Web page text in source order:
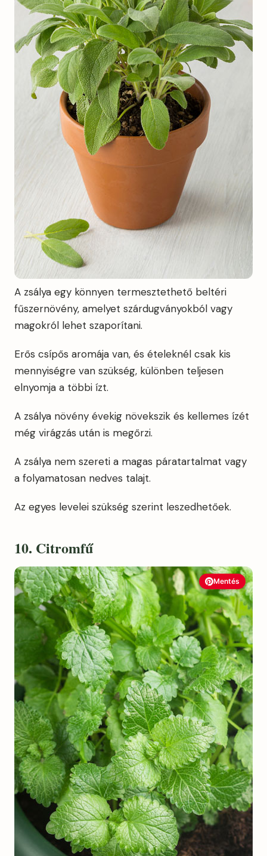
A zsálya egy könnyen termesztethető beltéri
fűszernövény, amelyet szárdugványokból vagy
magokról lehet szaporítani.
Erős csípős aromája van, és ételeknél csak kis
mennyiségre van szükség, különben teljesen
elnyomja a többi ízt.
A zsálya növény évekig növekszik és kellemes ízét
még virágzás után is megőrzi.
A zsálya nem szereti a magas páratartalmat vagy
a folyamatosan nedves talajt.
Az egyes levelei szükség szerint leszedhetőek.
10. Citromfű
Mentés